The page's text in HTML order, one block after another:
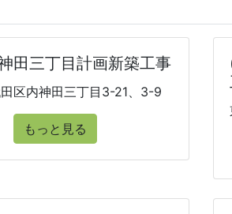
田三丁目計画新築工事
区内神田三丁目3-21、3-9
もっと見る